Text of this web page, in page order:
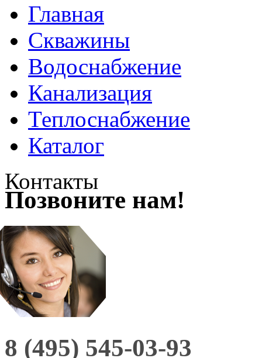
Главная
Скважины
Водоснабжение
Канализация
Теплоснабжение
Каталог
Контакты
Позвоните нам!
8 (495) 545-03-93